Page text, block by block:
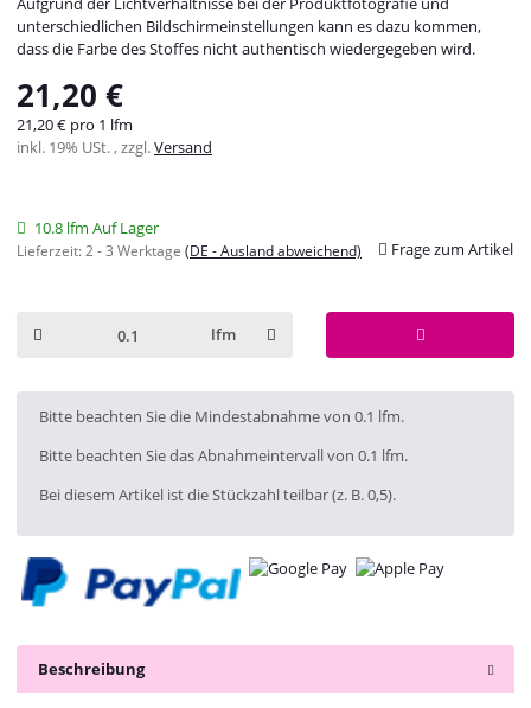
unterschiedlichen Bildschirmeinstellungen kann es dazu kommen,
dass die Farbe des Stoffes nicht authentisch wiedergegeben wird.
21,20 €
21,20 € pro 1 lfm
inkl. 19% USt. , zzgl.Versand
10.8 lfm Auf Lager
Lieferzeit:2 - 3 Werktage (DE - Ausland abweichend) Frage zum Artikel
lfm
x
Bitte beachten Sie die Mindestabnahme von 0.1 lfm.
Bitte beachten Sie das Abnahmeintervall von 0.1 lfm.
Bei diesem Artikel ist die Stückzahl teilbar (z. B. 0,5).
Beschreibung